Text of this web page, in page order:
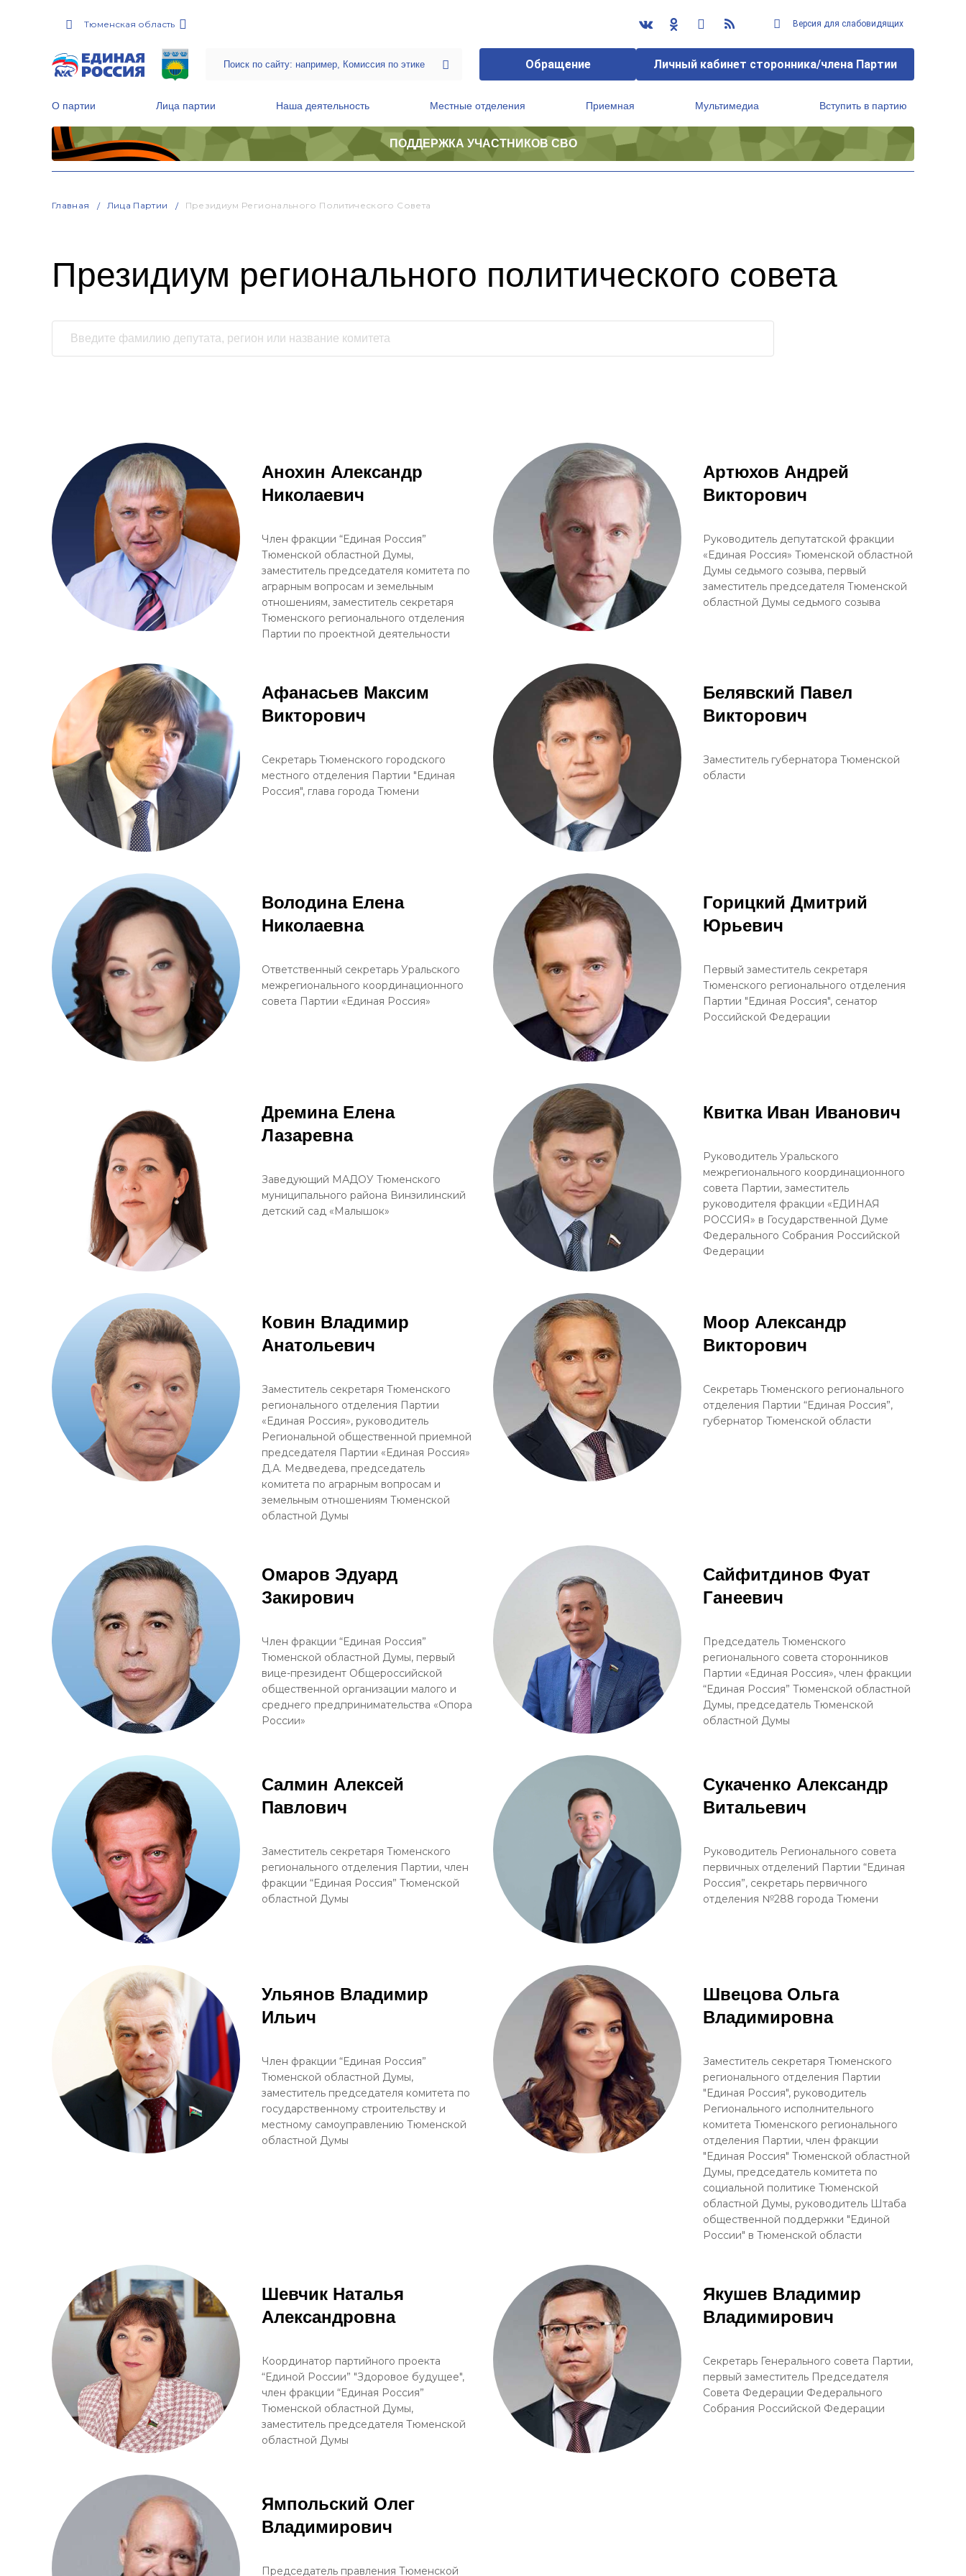
Тюменская область Версия для слабовидящих
Обращение Личный кабинет сторонника/члена Партии
О партии Лица партии Наша деятельность Местные отделения Приемная Мультимедиа Вступить в партию
ПОДДЕРЖКА УЧАСТНИКОВ СВО
Главная Лица Партии Президиум Регионального Политического Совета
Президиум регионального политического совета
Анохин Александр
Николаевич
Член фракции “Единая Россия”
Тюменской областной Думы,
заместитель председателя комитета по
аграрным вопросам и земельным
отношениям, заместитель секретаря
Тюменского регионального отделения
Партии по проектной деятельности
Артюхов Андрей
Викторович
Руководитель депутатской фракции
«Единая Россия» Тюменской областной
Думы седьмого созыва, первый
заместитель председателя Тюменской
областной Думы седьмого созыва
Афанасьев Максим
Викторович
Секретарь Тюменского городского
местного отделения Партии "Единая
Россия", глава города Тюмени
Белявский Павел
Викторович
Заместитель губернатора Тюменской
области
Володина Елена
Николаевна
Ответственный секретарь Уральского
межрегионального координационного
совета Партии «Единая Россия»
Горицкий Дмитрий
Юрьевич
Первый заместитель секретаря
Тюменского регионального отделения
Партии "Единая Россия", сенатор
Российской Федерации
Дремина Елена
Лазаревна
Заведующий МАДОУ Тюменского
муниципального района Винзилинский
детский сад «Малышок»
Квитка Иван Иванович
Руководитель Уральского
межрегионального координационного
совета Партии, заместитель
руководителя фракции «ЕДИНАЯ
РОССИЯ» в Государственной Думе
Федерального Собрания Российской
Федерации
Ковин Владимир
Анатольевич
Заместитель секретаря Тюменского
регионального отделения Партии
«Единая Россия», руководитель
Региональной общественной приемной
председателя Партии «Единая Россия»
Д.А. Медведева, председатель
комитета по аграрным вопросам и
земельным отношениям Тюменской
областной Думы
Моор Александр
Викторович
Секретарь Тюменского регионального
отделения Партии “Единая Россия”,
губернатор Тюменской области
Омаров Эдуард
Закирович
Член фракции “Единая Россия”
Тюменской областной Думы, первый
вице-президент Общероссийской
общественной организации малого и
среднего предпринимательства «Опора
России»
Сайфитдинов Фуат
Ганеевич
Председатель Тюменского
регионального совета сторонников
Партии «Единая Россия», член фракции
“Единая Россия” Тюменской областной
Думы, председатель Тюменской
областной Думы
Салмин Алексей
Павлович
Заместитель секретаря Тюменского
регионального отделения Партии, член
фракции “Единая Россия” Тюменской
областной Думы
Сукаченко Александр
Витальевич
Руководитель Регионального совета
первичных отделений Партии “Единая
Россия”, секретарь первичного
отделения №288 города Тюмени
Ульянов Владимир
Ильич
Член фракции “Единая Россия”
Тюменской областной Думы,
заместитель председателя комитета по
государственному строительству и
местному самоуправлению Тюменской
областной Думы
Швецова Ольга
Владимировна
Заместитель секретаря Тюменского
регионального отделения Партии
"Единая Россия", руководитель
Регионального исполнительного
комитета Тюменского регионального
отделения Партии, член фракции
"Единая Россия" Тюменской областной
Думы, председатель комитета по
социальной политике Тюменской
областной Думы, руководитель Штаба
общественной поддержки "Единой
России" в Тюменской области
Шевчик Наталья
Александровна
Координатор партийного проекта
“Единой России” "Здоровое будущее",
член фракции “Единая Россия”
Тюменской областной Думы,
заместитель председателя Тюменской
областной Думы
Якушев Владимир
Владимирович
Секретарь Генерального совета Партии,
первый заместитель Председателя
Совета Федерации Федерального
Собрания Российской Федерации
Ямпольский Олег
Владимирович
Председатель правления Тюменской